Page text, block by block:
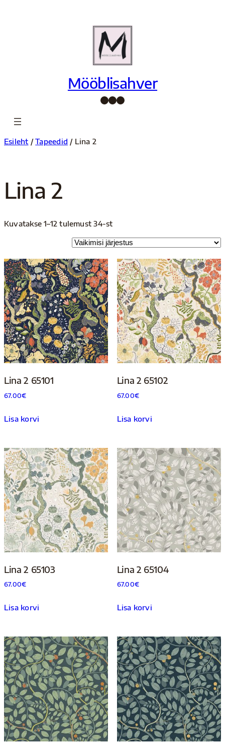
Mööblisahver
Facebook InstagramPinterest
Esileht /Tapeedid / Lina 2
Lina 2
Kuvatakse 1–12 tulemust 34-st
Lina 2 65101
67.00€
Lisa korvi
Lina 2 65102
67.00€
Lisa korvi
Lina 2 65103
67.00€
Lisa korvi
Lina 2 65104
67.00€
Lisa korvi